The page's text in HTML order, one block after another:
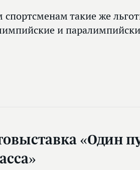
такие же
и
«Один